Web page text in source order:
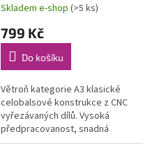
Skladem e-shop (>5 ks)
799 Kč
Do košíku
Větroň kategorie A3 klasické
celobalsové konstrukce z CNC
vyřezávaných dílů. Vysoká
předpracovanost, snadná
stavba, výborné letové